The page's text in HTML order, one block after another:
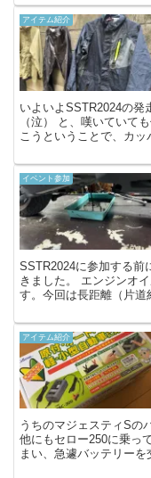
アイテム紹介
いよいよSSTR2024の発
（泣） と、嘆いていて
こうということで、カッ
イベント参加
SSTR2024に参加する前
きました。 エンジンオ
す。今回は長距離（片道
アイテム紹介
うちのマジェスティSの
他にもセロー250に乗っ
まい、急遽バッテリーを